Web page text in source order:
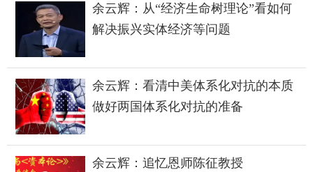
余云辉：从“经济生命树理论”看如何
解决振兴实体经济等问题
余云辉：看清中美体系化对抗的本质
做好两国体系化对抗的准备
余云辉：追忆恩师陈征教授